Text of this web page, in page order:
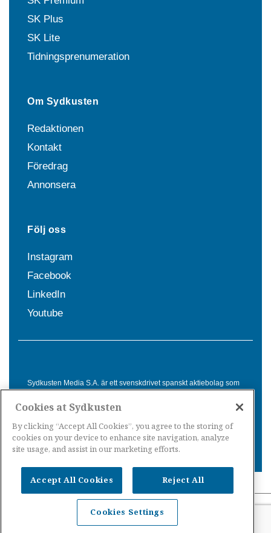
SK Plus
SK Lite
Tidningsprenumeration
Om Sydkusten
Redaktionen
Kontakt
Föredrag
Annonsera
Följ oss
Instagram
Facebook
LinkedIn
Youtube
Sydkusten Media S.A. är ett svenskdrivet spanskt aktiebolag som
Spanien. Genom nyhetsbevakning av hela Spanien, med bas på
informationsförmedling för svenskar i Spanien.
Nyheter Spanien· Nyheter Costa del Sol
Costa Tropical
Nyheter Costa Blanca
Cookies at Sydkusten
By clicking “Accept All Cookies”, you agree to the storing of
cookies on your device to enhance site navigation, analyze
site usage, and assist in our marketing efforts.
Accept All Cookies Reject All
Cookies Settings